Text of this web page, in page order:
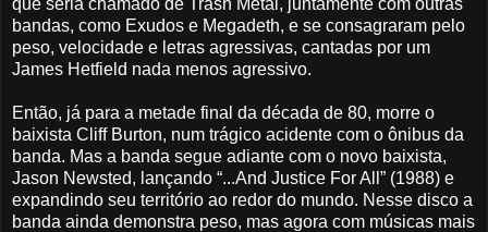
que seria chamado de Trash Metal, juntamente com outras
bandas, como Exudos e Megadeth, e se consagraram pelo
peso, velocidade e letras agressivas, cantadas por um
James Hetfield nada menos agressivo.
Então, já para a metade final da década de 80, morre o
baixista Cliff Burton, num trágico acidente com o ônibus da
banda. Mas a banda segue adiante com o novo baixista,
Jason Newsted, lançando “...And Justice For All” (1988) e
expandindo seu território ao redor do mundo. Nesse disco a
banda ainda demonstra peso, mas agora com músicas mais